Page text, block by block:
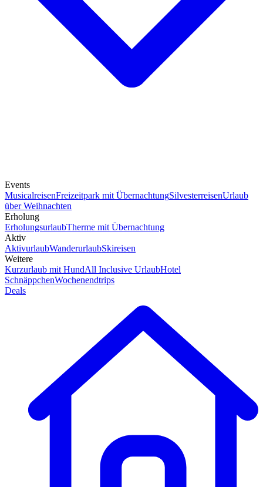
Events
MusicalreisenFreizeitpark mit ÜbernachtungSilvesterreisenUrlaub
über Weihnachten
Erholung
ErholungsurlaubTherme mit Übernachtung
Aktiv
AktivurlaubWanderurlaubSkireisen
Weitere
Kurzurlaub mit HundAll Inclusive UrlaubHotel
SchnäppchenWochenendtrips
Deals